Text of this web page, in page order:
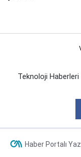
Teknoloji Haberleri
Haber Portalı